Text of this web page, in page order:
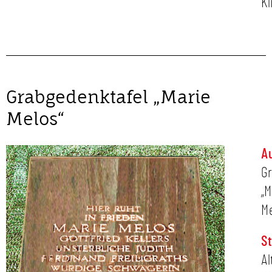
Grabgedenktafel „Marie
Melos“